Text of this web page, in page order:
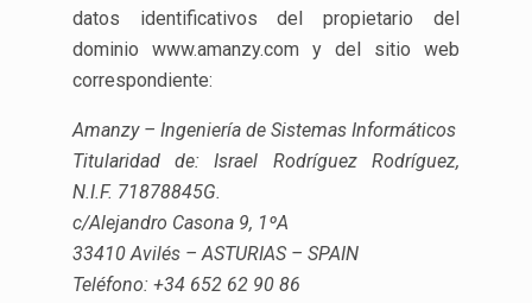
datos identificativos del propietario del
dominio www.amanzy.com y del sitio web
correspondiente:
Amanzy – Ingeniería de Sistemas Informáticos
Titularidad de: Israel Rodríguez Rodríguez,
N.I.F. 71878845G.
c/Alejandro Casona 9, 1ºA
33410 Avilés – ASTURIAS – SPAIN
Teléfono: +34 652 62 90 86